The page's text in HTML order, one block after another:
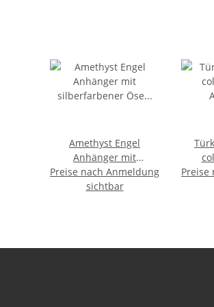
Amethyst Engel
Anhänger mit
silberfarbener Öse ca.
30 mm
Preise nach Anmeldung
sichtbar
Anhänger
mit
Preise